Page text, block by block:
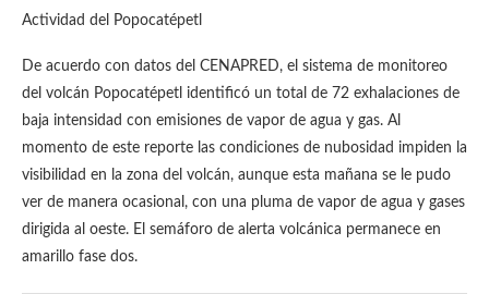
Actividad del Popocatépetl
De acuerdo con datos del CENAPRED, el sistema de monitoreo
del volcán Popocatépetl identificó un total de 72 exhalaciones de
baja intensidad con emisiones de vapor de agua y gas. Al
momento de este reporte las condiciones de nubosidad impiden la
visibilidad en la zona del volcán, aunque esta mañana se le pudo
ver de manera ocasional, con una pluma de vapor de agua y gases
dirigida al oeste. El semáforo de alerta volcánica permanece en
amarillo fase dos.